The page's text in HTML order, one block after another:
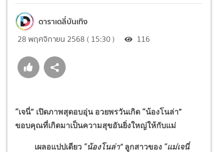
ดาราเดลี่บันเทิง
28 พฤศจิกายน 2568 ( 15:30 ) 116
“เจนี่” เปิดภาพสุดอบอุ่น อวยพรวันเกิด “น้องโนล่า”
ขอบคุณที่เกิดมาเป็นความสุขอันยิ่งใหญ่ให้กับแม่
เผลอแปปเดียว “น้องโนล่า”ลูกสาวของ “แม่เจนี่